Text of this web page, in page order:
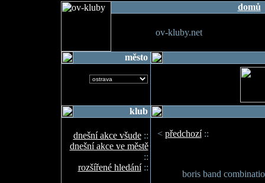
domů
ov-kluby.net
město
klub
dnešní akce všude::
dnešní akce ve městě
::
rozšířené hledání::
< předchozí::
boris band